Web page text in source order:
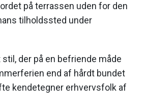
på terrassen uden for den
tilholdssted under
der på en befriende måde
end af hårdt bundet
kendetegner erhvervsfolk af